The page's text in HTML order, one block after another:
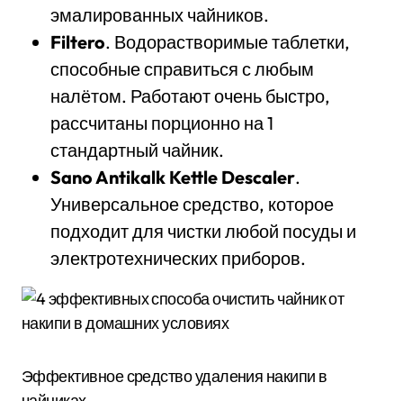
эмалированных чайников.
Filtero. Водорастворимые таблетки,
способные справиться с любым
налётом. Работают очень быстро,
рассчитаны порционно на 1
стандартный чайник.
Sano Antikalk Kettle Descaler.
Универсальное средство, которое
подходит для чистки любой посуды и
электротехнических приборов.
Эффективное средство удаления накипи в